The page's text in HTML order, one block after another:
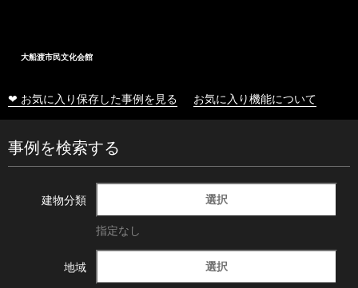
大船渡市民文化会館
❤ お気に入り保存した事例を見る お気に入り機能について
事例を検索する
建物分類 選択
指定なし
地域 選択